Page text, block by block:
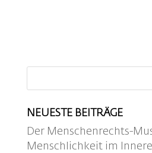
NEUESTE BEITRÄGE
Der Menschenrechts-
Menschlichkeit im